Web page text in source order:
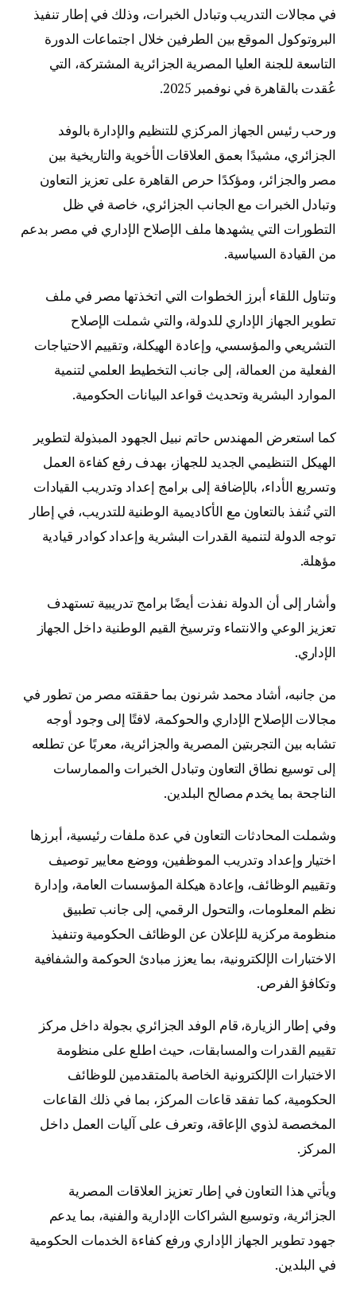
في مجالات التدريب وتبادل الخبرات، وذلك في إطار تنفيذ
البروتوكول الموقع بين الطرفين خلال اجتماعات الدورة
التاسعة للجنة العليا المصرية الجزائرية المشتركة، التي
عُقدت بالقاهرة في نوفمبر 2025.
ورحب رئيس الجهاز المركزي للتنظيم والإدارة بالوفد
الجزائري، مشيدًا بعمق العلاقات الأخوية والتاريخية بين
مصر والجزائر، ومؤكدًا حرص القاهرة على تعزيز التعاون
وتبادل الخبرات مع الجانب الجزائري، خاصة في ظل
التطورات التي يشهدها ملف الإصلاح الإداري في مصر بدعم
من القيادة السياسية.
وتناول اللقاء أبرز الخطوات التي اتخذتها مصر في ملف
تطوير الجهاز الإداري للدولة، والتي شملت الإصلاح
التشريعي والمؤسسي، وإعادة الهيكلة، وتقييم الاحتياجات
الفعلية من العمالة، إلى جانب التخطيط العلمي لتنمية
الموارد البشرية وتحديث قواعد البيانات الحكومية.
كما استعرض المهندس حاتم نبيل الجهود المبذولة لتطوير
الهيكل التنظيمي الجديد للجهاز، بهدف رفع كفاءة العمل
وتسريع الأداء، بالإضافة إلى برامج إعداد وتدريب القيادات
التي تُنفذ بالتعاون مع الأكاديمية الوطنية للتدريب، في إطار
توجه الدولة لتنمية القدرات البشرية وإعداد كوادر قيادية
مؤهلة.
وأشار إلى أن الدولة نفذت أيضًا برامج تدريبية تستهدف
تعزيز الوعي والانتماء وترسيخ القيم الوطنية داخل الجهاز
الإداري.
من جانبه، أشاد محمد شرنون بما حققته مصر من تطور في
مجالات الإصلاح الإداري والحوكمة، لافتًا إلى وجود أوجه
تشابه بين التجربتين المصرية والجزائرية، معربًا عن تطلعه
إلى توسيع نطاق التعاون وتبادل الخبرات والممارسات
الناجحة بما يخدم مصالح البلدين.
وشملت المحادثات التعاون في عدة ملفات رئيسية، أبرزها
اختيار وإعداد وتدريب الموظفين، ووضع معايير توصيف
وتقييم الوظائف، وإعادة هيكلة المؤسسات العامة، وإدارة
نظم المعلومات، والتحول الرقمي، إلى جانب تطبيق
منظومة مركزية للإعلان عن الوظائف الحكومية وتنفيذ
الاختبارات الإلكترونية، بما يعزز مبادئ الحوكمة والشفافية
وتكافؤ الفرص.
وفي إطار الزيارة، قام الوفد الجزائري بجولة داخل مركز
تقييم القدرات والمسابقات، حيث اطلع على منظومة
الاختبارات الإلكترونية الخاصة بالمتقدمين للوظائف
الحكومية، كما تفقد قاعات المركز، بما في ذلك القاعات
المخصصة لذوي الإعاقة، وتعرف على آليات العمل داخل
المركز.
ويأتي هذا التعاون في إطار تعزيز العلاقات المصرية
الجزائرية، وتوسيع الشراكات الإدارية والفنية، بما يدعم
جهود تطوير الجهاز الإداري ورفع كفاءة الخدمات الحكومية
في البلدين.